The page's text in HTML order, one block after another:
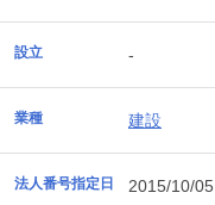
設立 -
業種 建設
法人番号指定日 2015/10/05